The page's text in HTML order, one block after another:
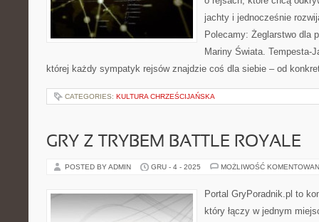
jachty i jednocześnie
Polecamy: Żeglarstwo dla
Mariny Świata. Tempesta-
której każdy sympatyk rejsów znajdzie coś dla siebie – od
CATEGORIES: KULTURA CHRZEŚCIJAŃSKA
GRY Z TRYBEM BATTLE ROYALE
POSTED BY ADMIN GRU - 4 - 2025 MOŻLIWOŚĆ
Portal GryPoradnik.pl to
który łączy w jednym